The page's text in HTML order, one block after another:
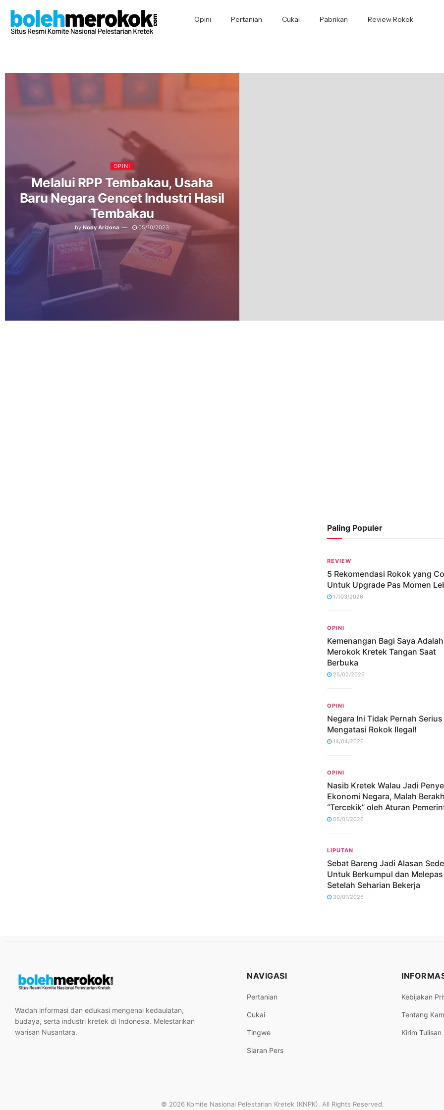
Opini Pertanian Cukai Pabrikan Review Rokok
OPINI
Melalui RPP Tembakau, Usaha
Baru Negara Gencet Industri Hasil
Tembakau
by Nody Arizona 05/10/2023
Paling Populer
REVIEW
5 Rekomendasi Rokok yang
Untuk Upgrade Pas Momen
17/03/2026
OPINI
Kemenangan Bagi Saya Adalah
Merokok Kretek Tangan Saat
Berbuka
25/02/2026
OPINI
Negara Ini Tidak Pernah Serius
Mengatasi Rokok Ilegal!
14/04/2026
OPINI
Nasib Kretek Walau Jadi
Ekonomi Negara, Malah
“Tercekik” oleh Aturan
05/01/2026
LIPUTAN
Sebat Bareng Jadi Alasan
Untuk Berkumpul dan
Setelah Seharian Bekerja
30/01/2026
Wadah informasi dan edukasi mengenai kedaulatan,
budaya, serta industri kretek di Indonesia. Melestarikan
warisan Nusantara.
NAVIGASI
Pertanian
Cukai
Tingwe
Siaran Pers
Kebijakan
Tentang
Kirim Tulisan
© 2026 Komite Nasional Pelestarian Kretek (KNPK). All Rights Reserved.